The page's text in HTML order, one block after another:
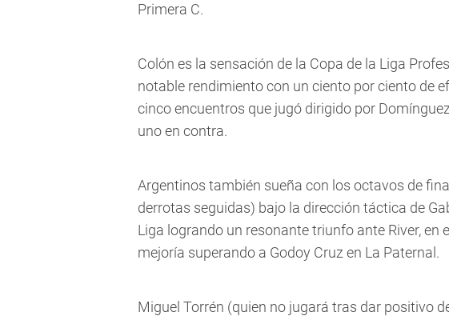
Primera C.
Colón es la sensación de la Copa de la Liga
notable rendimiento con un ciento por ciento de
cinco encuentros que jugó dirigido por
uno en contra.
Argentinos también sueña con los octavos de
derrotas seguidas) bajo la dirección táctica de
Liga logrando un resonante triunfo ante River,
mejoría superando a Godoy Cruz en La Paternal.
Miguel Torrén (quien no jugará tras dar positivo